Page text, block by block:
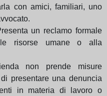
con amici, familiari, uno
un reclamo formale
risorse umane o alla
non prende misure
presentare una denuncia
in materia di lavoro o